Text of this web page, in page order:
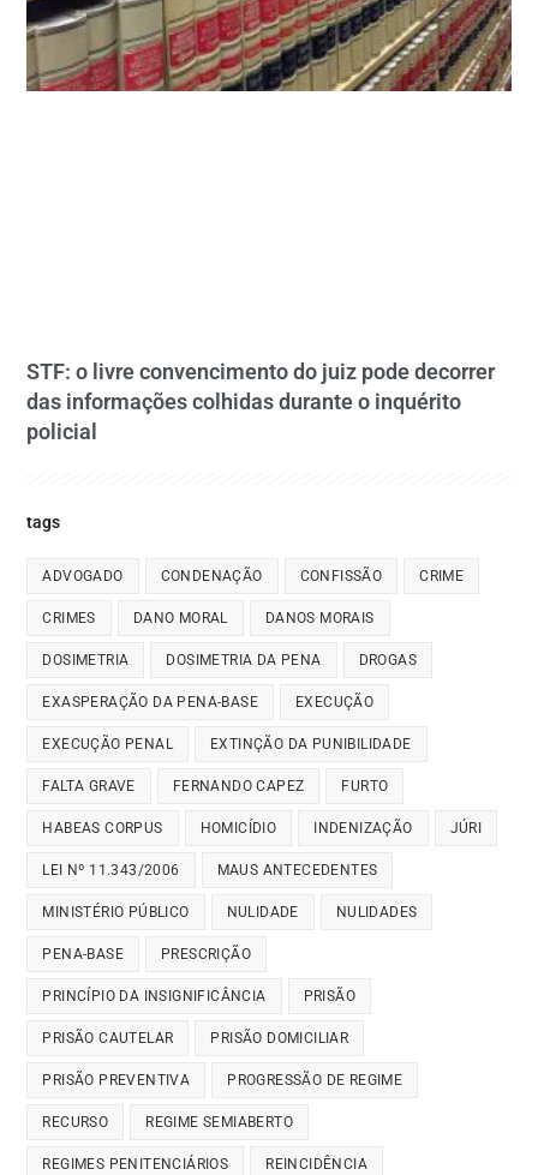
STF: o livre convencimento do juiz pode decorrer
das informações colhidas durante o inquérito
policial
tags
ADVOGADO CONDENAÇÃO CONFISSÃO CRIME
CRIMES DANO MORAL DANOS MORAIS
DOSIMETRIA DOSIMETRIA DA PENA DROGAS
EXASPERAÇÃO DA PENA-BASE EXECUÇÃO
EXECUÇÃO PENAL EXTINÇÃO DA PUNIBILIDADE
FALTA GRAVE FERNANDO CAPEZ FURTO
HABEAS CORPUS HOMICÍDIO INDENIZAÇÃO JÚRI
LEI Nº 11.343/2006 MAUS ANTECEDENTES
MINISTÉRIO PÚBLICO NULIDADE NULIDADES
PENA-BASE PRESCRIÇÃO
PRINCÍPIO DA INSIGNIFICÂNCIA PRISÃO
PRISÃO CAUTELAR PRISÃO DOMICILIAR
PRISÃO PREVENTIVA PROGRESSÃO DE REGIME
RECURSO REGIME SEMIABERTO
REGIMES PENITENCIÁRIOS REINCIDÊNCIA